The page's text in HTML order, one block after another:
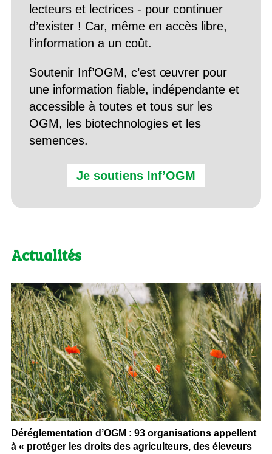
lecteurs et lectrices - pour continuer
d’exister ! Car, même en accès libre,
l’information a un coût.
Soutenir Inf’OGM, c’est œuvrer pour
une information fiable, indépendante et
accessible à toutes et tous sur les
OGM, les biotechnologies et les
semences.
Je soutiens Inf’OGM
Actualités
Déréglementation d’OGM : 93 organisations appellent
à « protéger les droits des agriculteurs, des éleveurs